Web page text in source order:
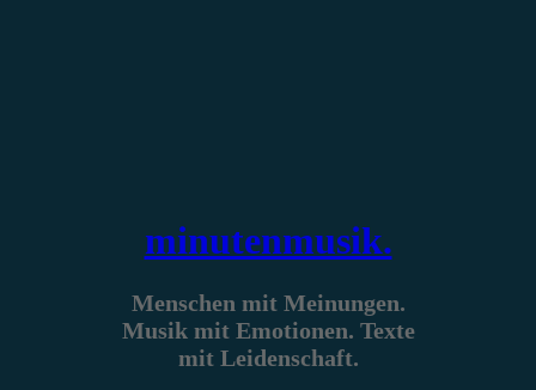
minutenmusik.
Menschen mit Meinungen.
Musik mit Emotionen. Texte
mit Leidenschaft.